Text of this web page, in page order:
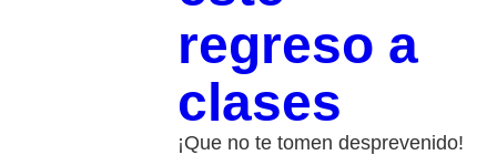
regreso a
clases
¡Que no te tomen desprevenido!